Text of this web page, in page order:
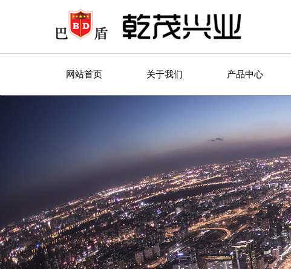
网站首页 关于我们 产品中心